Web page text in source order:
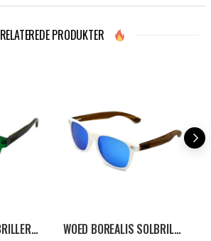
RELATEREDE PRODUKTER
WOED MOSS SOLBRILLER - GRØN
WOED BOREALIS SOLBRILLER - HVID/BRUN